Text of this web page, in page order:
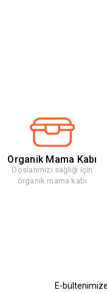
Organik Mama Kabı
Doslarımızı sağlığı için
organik mama kabı
E-